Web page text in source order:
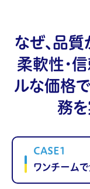
なぜ、品質
柔軟性・
ルな価格
務
CASE1
ワンチーム